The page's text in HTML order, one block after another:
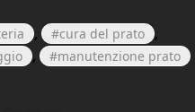
, cura del prato
,
, manutenzione prato